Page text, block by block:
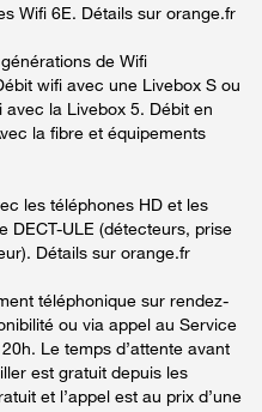
Wifi 6E. Détails sur orange.fr
de Wifi
wifi avec une Livebox S ou
la Livebox 5. Débit en
la fibre et équipements
les téléphones HD et les
DECT-ULE (détecteurs, prise
Détails sur orange.fr
téléphonique sur rendez-
ou via appel au Service
Le temps d’attente avant
est gratuit depuis les
et l’appel est au prix d’une